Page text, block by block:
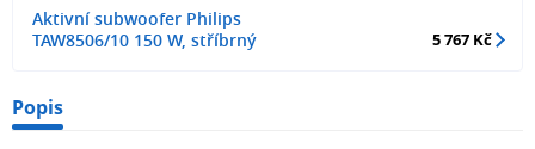
Aktivní subwoofer Philips
TAW8506/10 150 W, stříbrný
5 767 Kč
Popis